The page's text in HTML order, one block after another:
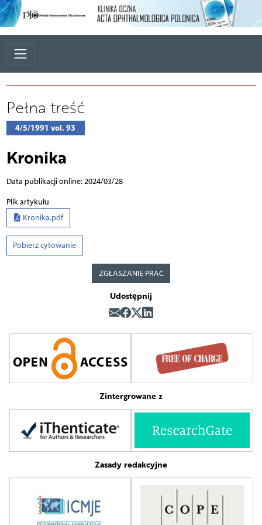
Pełna treść
4/5/1991 vol. 93
Kronika
Data publikacji online: 2024/03/28
Plik artykułu
Kronika.pdf
Pobierz cytowanie
ZGŁASZANIE PRAC
Udostępnij
Zintergrowane z
Zasady redakcyjne